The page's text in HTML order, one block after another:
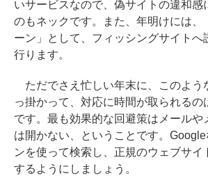
いサービスなので、偽サイトの違和感
のもネックです。また、年明けには、
ーン」として、フィッシングサイトへ
行ります。
ただでさえ忙しい年末に、このよう
っ掛かって、対応に時間が取られるの
です。最も効果的な回避策はメールや
は開かない、ということです。
ンを使って検索し、正規のウェブサイ
するようにしましょう。